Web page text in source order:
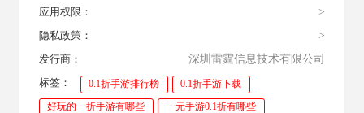
应用权限： >
隐私政策： >
发行商： 深圳雷霆信息技术有限公司
标签： 0.1折手游排行榜
0.1折手游下载
好玩的一折手游有哪些
一元手游0.1折有哪些